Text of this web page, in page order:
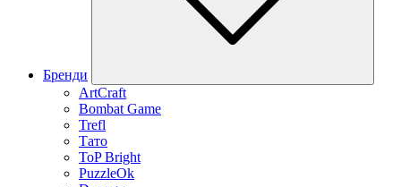
Бренди
ArtCraft
Bombat Game
Trefl
Тато
ToP Bright
PuzzleOk